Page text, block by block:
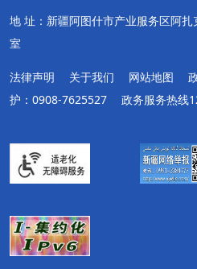
地 址：新疆阿图什市产业服务区阿
室
法律声明 关于我们 网站地图
护：0908-7625527
政务服务热线